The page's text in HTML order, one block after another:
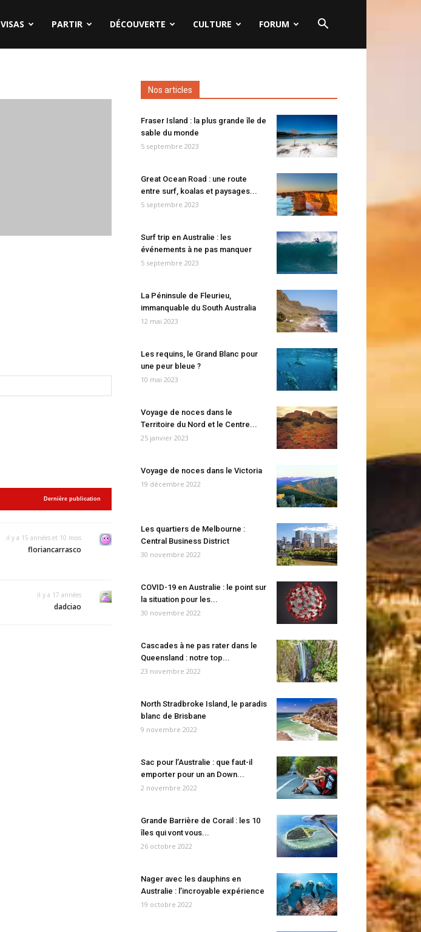
VISAS PARTIR DÉCOUVERTE CULTURE FORUM
Dernière publication
il y a 15 années et 10 mois
floriancarrasco
il y a 17 années
dadciao
Nos articles
Fraser Island : la plus grande île de
sable du monde
5 septembre 2023
Great Ocean Road : une route
entre surf, koalas et paysages...
5 septembre 2023
Surf trip en Australie : les
événements à ne pas manquer
5 septembre 2023
La Péninsule de Fleurieu,
immanquable du South Australia
12 mai 2023
Les requins, le Grand Blanc pour
une peur bleue ?
10 mai 2023
Voyage de noces dans le
Territoire du Nord et le Centre...
25 janvier 2023
Voyage de noces dans le Victoria
19 décembre 2022
Les quartiers de Melbourne :
Central Business District
30 novembre 2022
COVID-19 en Australie : le point sur
la situation pour les...
30 novembre 2022
Cascades à ne pas rater dans le
Queensland : notre top...
23 novembre 2022
North Stradbroke Island, le paradis
blanc de Brisbane
9 novembre 2022
Sac pour l’Australie : que faut-il
emporter pour un an Down...
2 novembre 2022
Grande Barrière de Corail : les 10
îles qui vont vous...
26 octobre 2022
Nager avec les dauphins en
Australie : l’incroyable expérience
19 octobre 2022